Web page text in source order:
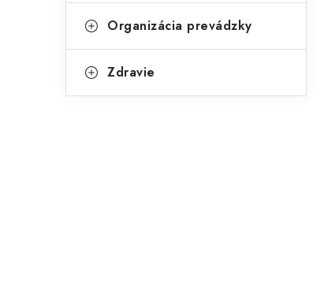
Organizácia prevádzky
Zdravie